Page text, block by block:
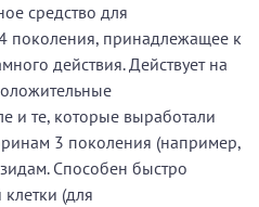
средство для
поколения, принадлежащее к
действия. Действует на
и те, которые выработали
3 поколения (например,
Способен быстро
(для